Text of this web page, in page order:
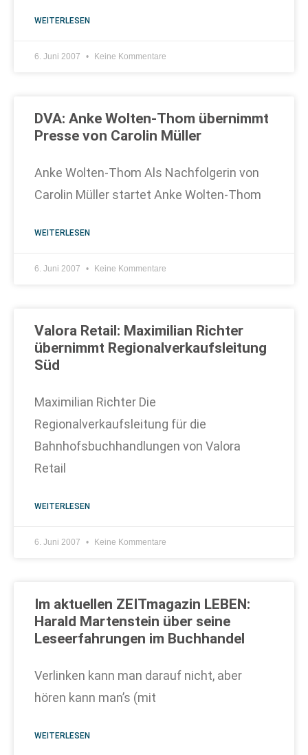
WEITERLESEN
6. Juni 2007 Keine Kommentare
DVA: Anke Wolten-Thom übernimmt
Presse von Carolin Müller
Anke Wolten-Thom Als Nachfolgerin von
Carolin Müller startet Anke Wolten-Thom
WEITERLESEN
6. Juni 2007 Keine Kommentare
Valora Retail: Maximilian Richter
übernimmt Regionalverkaufsleitung
Süd
Maximilian Richter Die
Regionalverkaufsleitung für die
Bahnhofsbuchhandlungen von Valora
Retail
WEITERLESEN
6. Juni 2007 Keine Kommentare
Im aktuellen ZEITmagazin LEBEN:
Harald Martenstein über seine
Leseerfahrungen im Buchhandel
Verlinken kann man darauf nicht, aber
hören kann man’s (mit
WEITERLESEN